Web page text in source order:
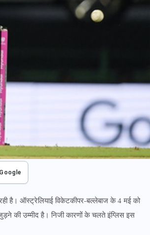
है। ऑस्ट्रेलियाई विकेटकीपर-बल्लेबाज के 4 मई को
की उम्मीद है। निजी कारणों के चलते इंग्लिस इस